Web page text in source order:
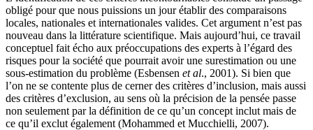
obligé pour que nous puissions un jour établir des comparaisons
locales, nationales et internationales valides. Cet argument n’est pas
nouveau dans la littérature scientifique. Mais aujourd’hui, ce travail
conceptuel fait écho aux préoccupations des experts à l’égard des
risques pour la société que pourrait avoir une surestimation ou une
sous-estimation du problème (Esbensen et al., 2001). Si bien que
l’on ne se contente plus de cerner des critères d’inclusion, mais aussi
des critères d’exclusion, au sens où la précision de la pensée passe
non seulement par la définition de ce qu’un concept inclut mais de
ce qu’il exclut également (Mohammed et Mucchielli, 2007).